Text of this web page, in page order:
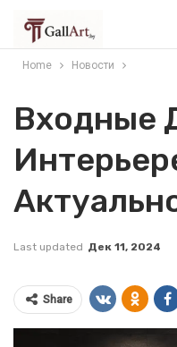
Home Новости
Входные
Last updated Дек 11, 2024
Share